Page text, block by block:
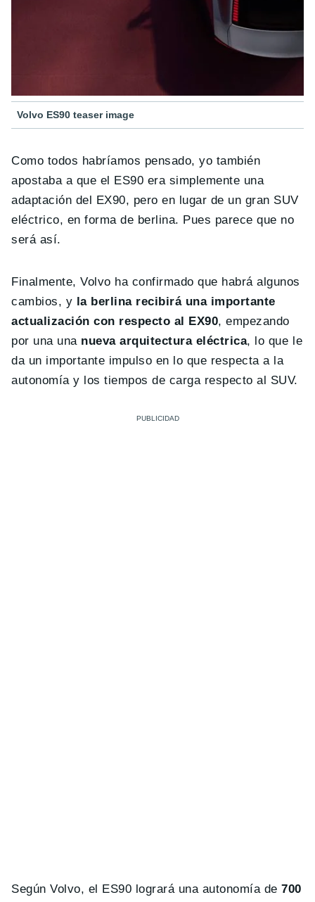
Volvo ES90 teaser image
Como todos habríamos pensado, yo también
apostaba a que el ES90 era simplemente una
adaptación del EX90, pero en lugar de un gran SUV
eléctrico, en forma de berlina. Pues parece que no
será así.
Finalmente, Volvo ha confirmado que habrá algunos
cambios, y la berlina recibirá una importante
actualización con respecto al EX90, empezando
por una una nueva arquitectura eléctrica, lo que le
da un importante impulso en lo que respecta a la
autonomía y los tiempos de carga respecto al SUV.
Según Volvo, el ES90 logrará una autonomía de700